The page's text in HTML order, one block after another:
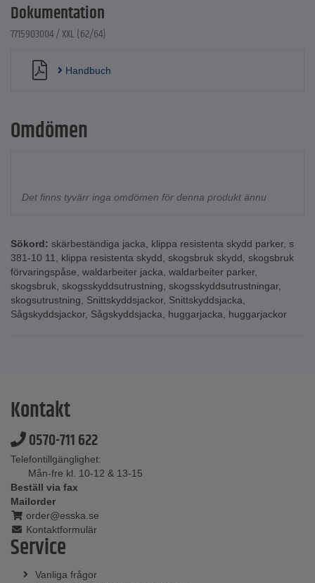
Dokumentation
7715903004 / XXL (62/64)
Handbuch
Omdömen
Det finns tyvärr inga omdömen för denna produkt ännu
Sökord: skärbeständiga jacka, klippa resistenta skydd parker, s
381-10 11, klippa resistenta skydd, skogsbruk skydd, skogsbruk
förvaringspåse, waldarbeiter jacka, waldarbeiter parker,
skogsbruk, skogsskyddsutrustning, skogsskyddsutrustningar,
skogsutrustning, Snittskyddsjackor, Snittskyddsjacka,
Sågskyddsjackor, Sågskyddsjacka, huggarjacka, huggarjackor
Kontakt
0570-711 622
Telefontillgänglighet:
Mån-fre kl. 10-12 & 13-15
Beställ via fax
Mailorder
order@esska.se
Kontaktformulär
Service
Vanliga frågor